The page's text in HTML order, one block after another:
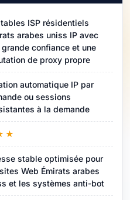
ISP résidentiels
arabes uniss IP avec
grande confiance et une
de proxy propre
automatique IP par
ou sessions
à la demande
stable optimisée pour
Web Émirats arabes
et les systèmes anti-bot